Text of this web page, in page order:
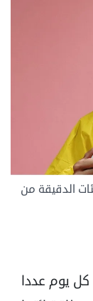
الدقيقة من
يوم عددا